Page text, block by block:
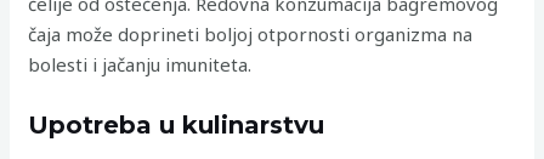
čaja može doprineti boljoj otpornosti organizma na
bolesti i jačanju imuniteta.
Upotreba u kulinarstvu